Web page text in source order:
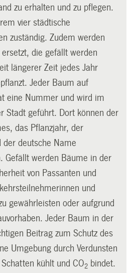
zu erhalten und zu pflegen.
vier städtische
zuständig. Zudem werden
die gefällt werden
längerer Zeit jedes Jahr
Jeder Baum auf
eine Nummer und wird im
Stadt geführt. Dort können der
das Pflanzjahr, der
der deutsche Name
Gefällt werden Bäume in der
von Passanten und
und
gewährleisten oder aufgrund
Jeder Baum in der
Beitrag zum Schutz des
Umgebung durch Verdunsten
kühlt und CO2 bindet.